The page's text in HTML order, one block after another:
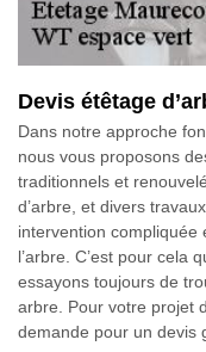
Devis étêtage
Dans notre approche
nous vous proposons
traditionnels et
d’arbre, et divers
intervention compliquée
l’arbre. C’est pour cela
essayons toujours de
arbre. Pour votre projet
demande pour un devis